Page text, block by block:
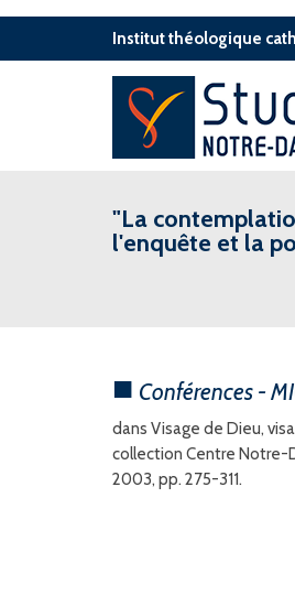
Institut théologique
"La
l'enquête et la
Conférences -
dans Visage de Dieu,
collection Centre Notre-
2003, pp. 275-311.